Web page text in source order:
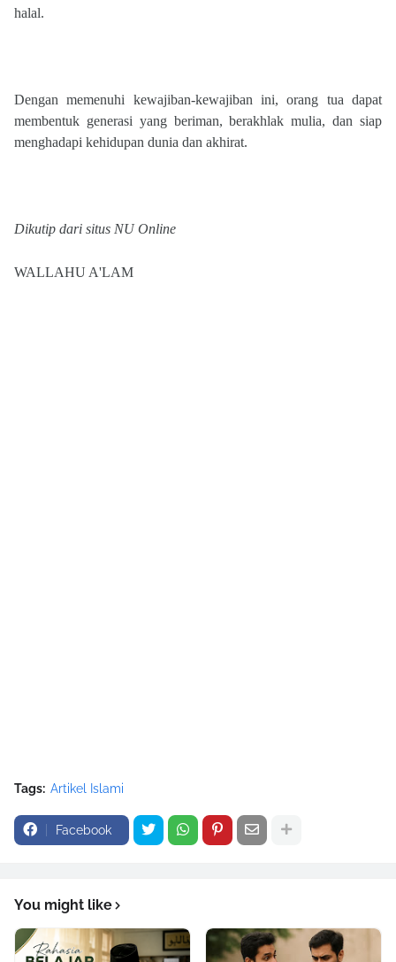
halal.
Dengan memenuhi kewajiban-kewajiban ini, orang tua dapat
membentuk generasi yang beriman, berakhlak mulia, dan siap
menghadapi kehidupan dunia dan akhirat.
Dikutip dari situs NU Online
WALLAHU A'LAM
Tags: Artikel Islami
Facebook
You might like